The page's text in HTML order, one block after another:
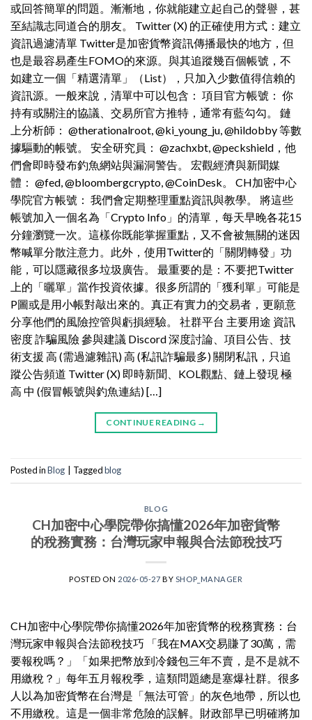
或回答簡單的問題。漸漸地，你就能建立起自己的聲譽，甚
至結識志同道合的朋友。 Twitter (X) 的正確使用方式：建立
資訊過濾清單 Twitter是加密貨幣資訊傳播最快的地方，但
也是最容易產生FOMO的來源。與其追蹤幾百個帳號，不
如建立一個「精選清單」（List），只加入少數值得信賴的
資訊源。一般來說，清單中可以包含： 項目官方帳號： 你
持有或關注的協議、交易所官方推特，通常有藍勾勾。 鏈
上分析師： @therationalroot, @ki_young_ju, @hildobby 等數
據驅動的帳號。 安全研究員： @zachxbt, @peckshield，他
們會即時發布釣魚網站與漏洞警告。 宏觀經濟與新聞媒
體： @fed, @bloombergcrypto, @CoinDesk。 CH加密中心
學院官方帳號： 我們會定期整理重點資訊與教學。 將這些
帳號加入一個名為「Crypto Info」的清單，每天早晚各花15
分鐘瀏覽一次。這樣你既能掌握重點，又不會被無關的迷因
幣喊單分散注意力。此外，使用Twitter的「關閉轉發」功
能，可以隱藏很多垃圾廣告。 最重要的是：不要把Twitter
上的「曬單」當作投資依據。很多所謂的「獲利單」可能是
P圖或是用小帳對敲出來的。真正有實力的交易者，更願意
分享他們的風險控管與虧損經驗。 社群平台 主要用途 資訊
密度 詐騙風險 參與建議 Discord 深度討論、項目公告、技
術支援 高 (需過濾雜訊) 高 (私訊詐騙最多) 關閉私訊，只追
蹤公告頻道 Twitter (X) 即時新聞、KOL觀點、鏈上發現 極
高 中 (假冒帳號與釣魚連結) […]
CONTINUE READING →
Posted inBlog Taggedblog
BLOG
CH加密中心學院帶你搞懂2026年加密貨幣
的稅務實務：台灣玩家申報與合法節稅技巧
POSTED ON 2026-05-27 BY SHOP_MANAGER
CH加密中心學院帶你搞懂2026年加密貨幣的稅務實務：台
灣玩家申報與合法節稅技巧 「我在MAX交易賺了30萬，需
要報稅嗎？」「如果把幣放到冷錢包三年不賣，是不是就不
用繳稅？」每年五月報稅季，這類問題總是塞爆社群。很多
人以為加密貨幣在台灣是「無法可管」的灰色地帶，所以也
不用繳稅。這是一個非常危險的誤解。財政部早已明確將加